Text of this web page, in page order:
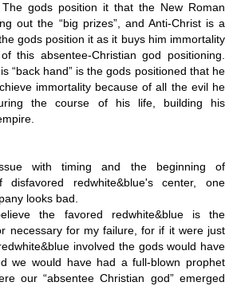
The gods position it that the New Roman
out the “big prizes”, and Anti-Christ is a
gods position it as it buys him immortality
this absentee-Christian god positioning.
“back hand” is the gods positioned that he
immortality because of all the evil he
the course of his life, building his
with timing and the beginning of
disfavored redwhite&blue's center, one
looks bad.
the favored redwhite&blue is the
necessary for my failure, for if it were just
involved the gods would have
we would have had a full-blown prophet
our “absentee Christian god” emerged